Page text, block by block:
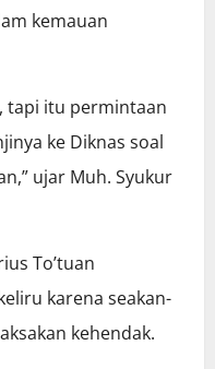
kemauan
tapi itu permintaan
ke Diknas soal
ujar Muh. Syukur
To’tuan
karena seakan-
kehendak.